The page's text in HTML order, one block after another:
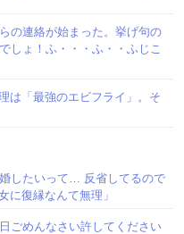
の連絡が始まった。挙げ句の
しょ！ふ・・・ふ・・ふじこ
は「最強のエビフライ」。そ
したいって… 反省してるので
に復縁なんて無理」
ごめんなさい許してください